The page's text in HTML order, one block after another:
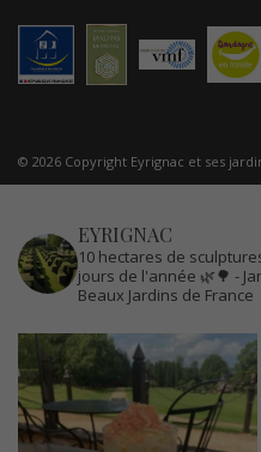
© 2026 Copyright Eyrignac et ses
EYRIGNAC
10 hectares de
jours de l'année 🌿🌳 -
Beaux Jardins de France